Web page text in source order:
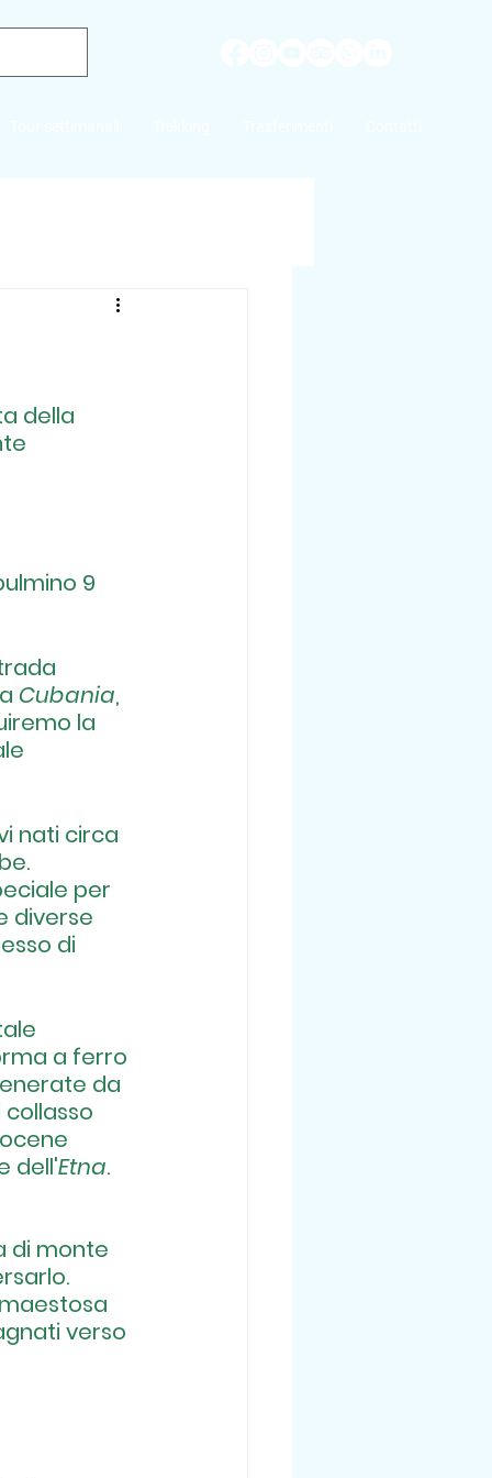
della
9
Cubania,
la
nati circa
per
diverse
di
a ferro
da
dell'Etna.
di monte
verso